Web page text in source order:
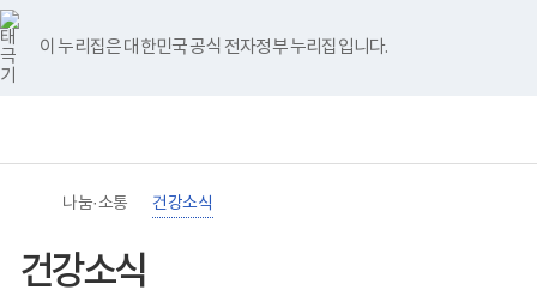
바
로
가
기
메
이 누리집은 대한민국 공식 전자정부 누리집입니다.
너
비
767px
이
하
영
홈
나눔·소통 건강소식
건강소식
유
튜
브
블
로
그
인
스
타
그
램
페
이
스
북